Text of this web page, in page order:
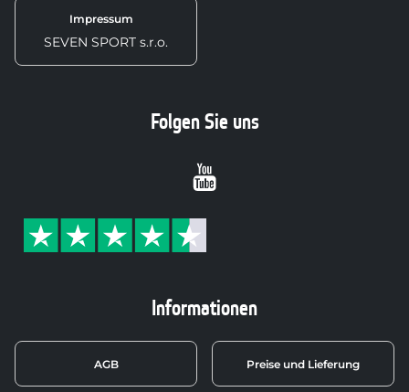
Impressum
SEVEN SPORT s.r.o.
Informationen
AGB Preise und Lieferung
Folgen Sie uns
Youtube